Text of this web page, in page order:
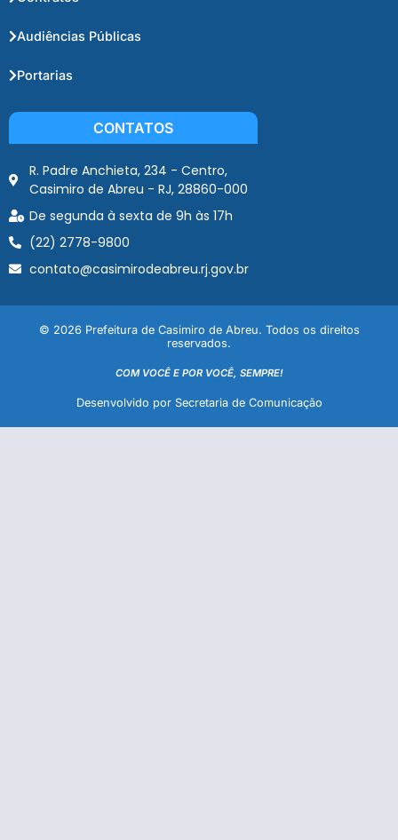
Audiências Públicas
Portarias
CONTATOS
R. Padre Anchieta, 234 - Centro,
Casimiro de Abreu - RJ, 28860-000
De segunda à sexta de 9h às 17h
(22) 2778-9800
contato@casimirodeabreu.rj.gov.br
© 2026 Prefeitura de Casimiro de Abreu. Todos os direitos
reservados.
COM VOCÊ E POR VOCÊ, SEMPRE!
Desenvolvido por Secretaria de Comunicação